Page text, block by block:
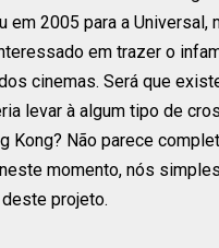
em 2005 para a Universal,
em trazer o
cinemas. Será que
levar à algum tipo de
Kong? Não parece
momento, nós
projeto.